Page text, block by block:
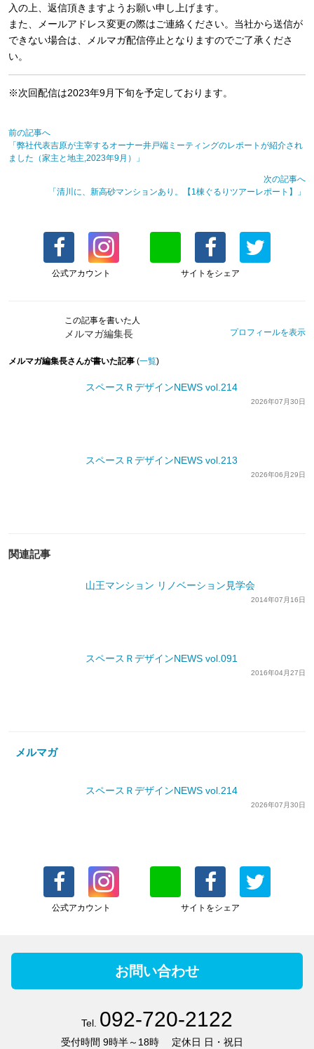
入の上、返信頂きますようお願い申し上げます。
また、メールアドレス変更の際はご連絡ください。当社から送信が
できない場合は、メルマガ配信停止となりますのでご了承くださ
い。
※次回配信は2023年9月下旬を予定しております。
前の記事へ
「弊社代表吉原が主宰するオーナー井戸端ミーティングのレポートが紹介され
ました（家主と地主,2023年9月）」
次の記事へ
「清川に、新高砂マンションあり。【1棟ぐるりツアーレポート】」
公式アカウント サイトをシェア
この記事を書いた人
メルマガ編集長 プロフィールを表示
メルマガ編集長さんが書いた記事 (一覧)
スペースＲデザインNEWS vol.214
2026年07月30日
スペースＲデザインNEWS vol.213
2026年06月29日
関連記事
山王マンション リノベーション見学会
2014年07月16日
スペースＲデザインNEWS vol.091
2016年04月27日
メルマガ
スペースＲデザインNEWS vol.214
2026年07月30日
公式アカウント サイトをシェア
お問い合わせ
Tel. 092-720-2122
受付時間 9時半～18時 定休日 日・祝日